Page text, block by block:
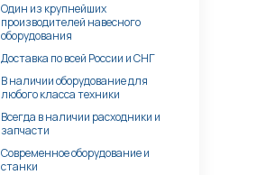
Один из крупнейших
производителей навесного
оборудования
Доставка по всей России и СНГ
В наличии оборудование для
любого класса техники
Всегда в наличии расходники и
запчасти
Современное оборудование и
станки